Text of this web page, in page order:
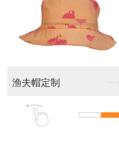
迷彩渔夫帽